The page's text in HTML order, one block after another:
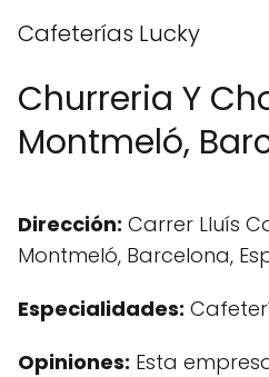
Cafeterías Lucky
Churreria Y
Montmeló,
Dirección: Carrer Lluís
Montmeló, Barcelona,
Especialidades:
Opiniones: Esta